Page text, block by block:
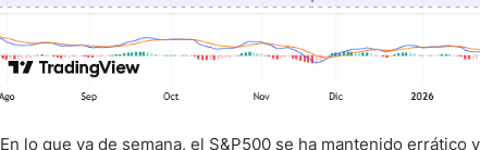
En lo que va de semana, el S&P500 se ha mantenido errático